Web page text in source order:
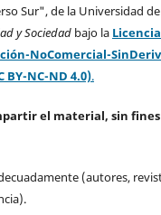
Sur", de la Universidad
y Sociedad bajo la
NoComercial-
NC-ND 4.0).
el material, sin
(autores,